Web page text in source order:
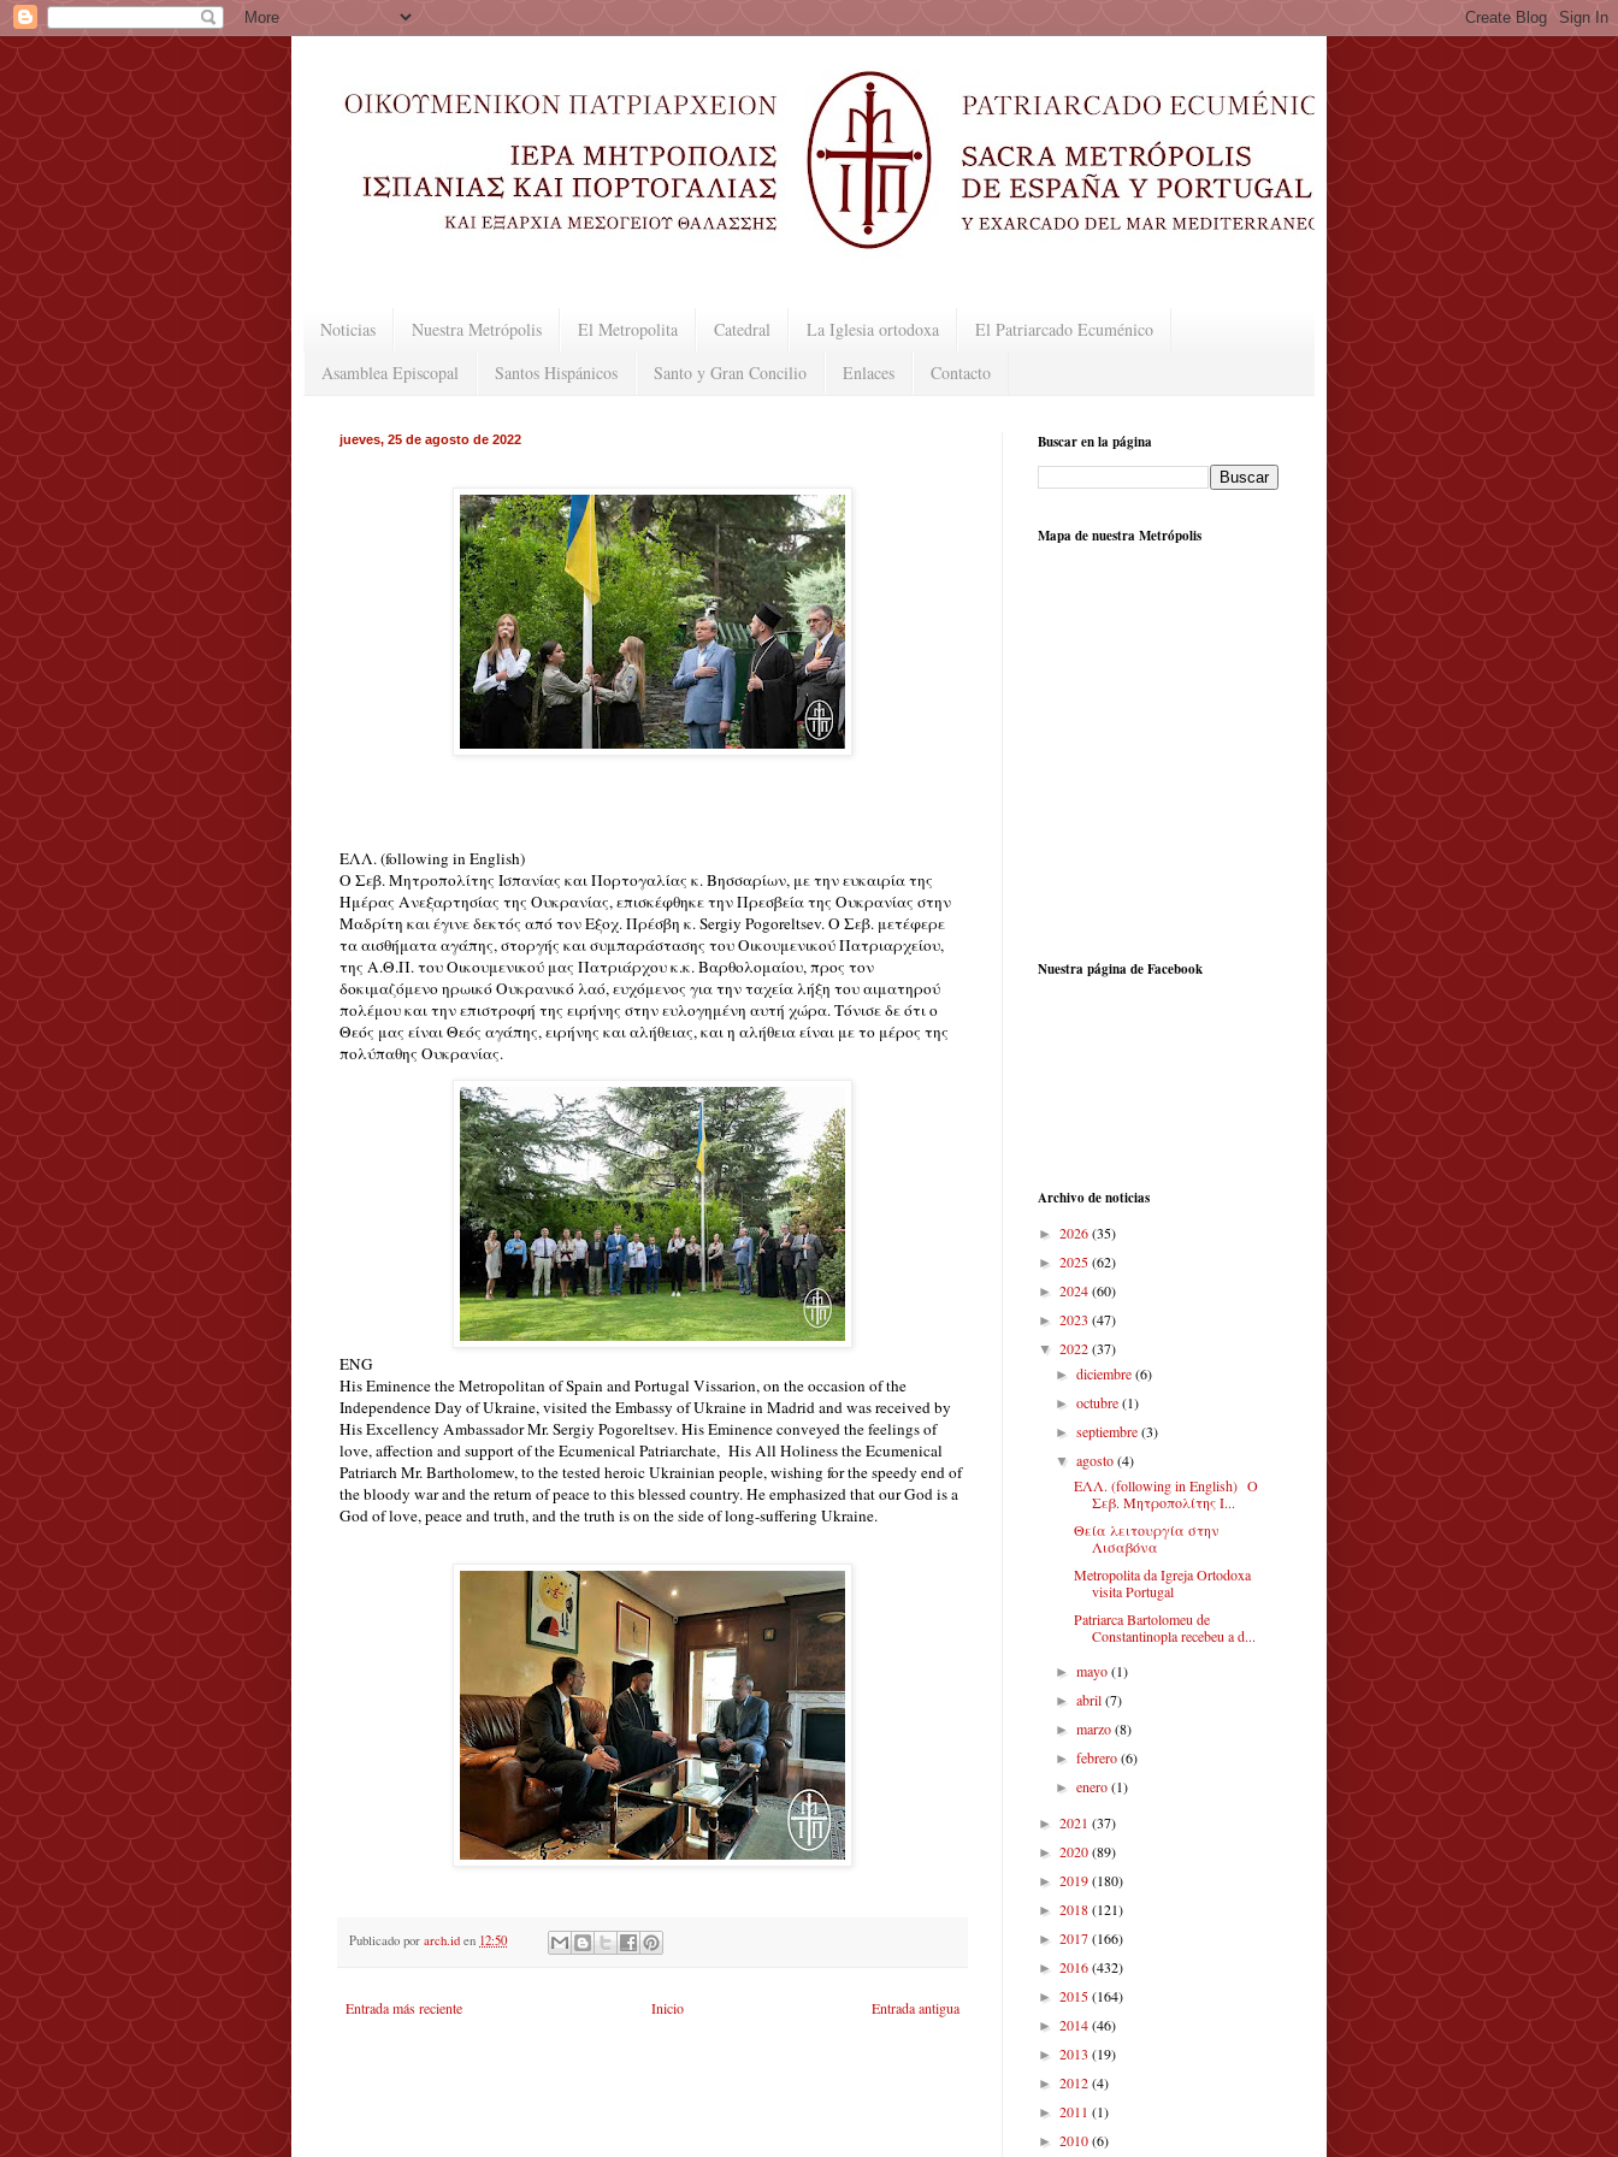
Noticias Nuestra Metrópolis El Metropolita Catedral La Iglesia ortodoxa
El Patriarcado Ecuménico
Asamblea Episcopal
Santos Hispánicos Santo y Gran Concilio Enlaces Contacto
jueves, 25 de agosto de 2022
ΕΛΛ. (following in English)
Ο Σεβ. Μητροπολίτης Ισπανίας και Πορτογαλίας κ. Βησσαρίων, με την ευκαιρία της
Ημέρας Ανεξαρτησίας της Ουκρανίας, επισκέφθηκε την Πρεσβεία της Ουκρανίας στην
Μαδρίτη και έγινε δεκτός από τον Εξοχ. Πρέσβη κ. Sergiy Pogoreltsev. Ο Σεβ. μετέφερε
τα αισθήματα αγάπης, στοργής και συμπαράστασης του Οικουμενικού Πατριαρχείου,
της Α.Θ.Π. του Οικουμενικού μας Πατριάρχου κ.κ. Βαρθολομαίου, προς τον
δοκιμαζόμενο ηρωικό Ουκρανικό λαό, ευχόμενος για την ταχεία λήξη του αιματηρού
πολέμου και την επιστροφή της ειρήνης στην ευλογημένη αυτή χώρα. Τόνισε δε ότι ο
Θεός μας είναι Θεός αγάπης, ειρήνης και αλήθειας, και η αλήθεια είναι με το μέρος της
πολύπαθης Ουκρανίας.
ENG
His Eminence the Metropolitan of Spain and Portugal Vissarion, on the occasion of the
Independence Day of Ukraine, visited the Embassy of Ukraine in Madrid and was received by
His Excellency Ambassador Mr. Sergiy Pogoreltsev. His Eminence conveyed the feelings of
love, affection and support of the Ecumenical Patriarchate, His All Holiness the Ecumenical
Patriarch Mr. Bartholomew, to the tested heroic Ukrainian people, wishing for the speedy end of
the bloody war and the return of peace to this blessed country. He emphasized that our God is a
God of love, peace and truth, and the truth is on the side of long-suffering Ukraine.
Publicado por arch.id en 12:50
Entrada más reciente Entrada antigua
Inicio
Buscar en la página
Mapa de nuestra Metrópolis
Nuestra página de Facebook
Archivo de noticias
► 2026(35)
► 2025(62)
► 2024(60)
► 2023 (47)
▼ 2022(37)
►diciembre(6)
►octubre(1)
►septiembre(3)
▼agosto(4)
ΕΛΛ. (following in English) Ο
Σεβ. Μητροπολίτης Ι...
Θεία λειτουργία στην
Λισαβόνα
Metropolita da Igreja Ortodoxa
visita Portugal
Patriarca Bartolomeu de
Constantinopla recebeu a d...
►mayo(1)
►abril(7)
►marzo(8)
►febrero(6)
►enero(1)
► 2021 (37)
► 2020(89)
► 2019(180)
► 2018(121)
► 2017(166)
► 2016(432)
► 2015(164)
► 2014(46)
► 2013 (19)
► 2012(4)
► 2011 (1)
► 2010(6)